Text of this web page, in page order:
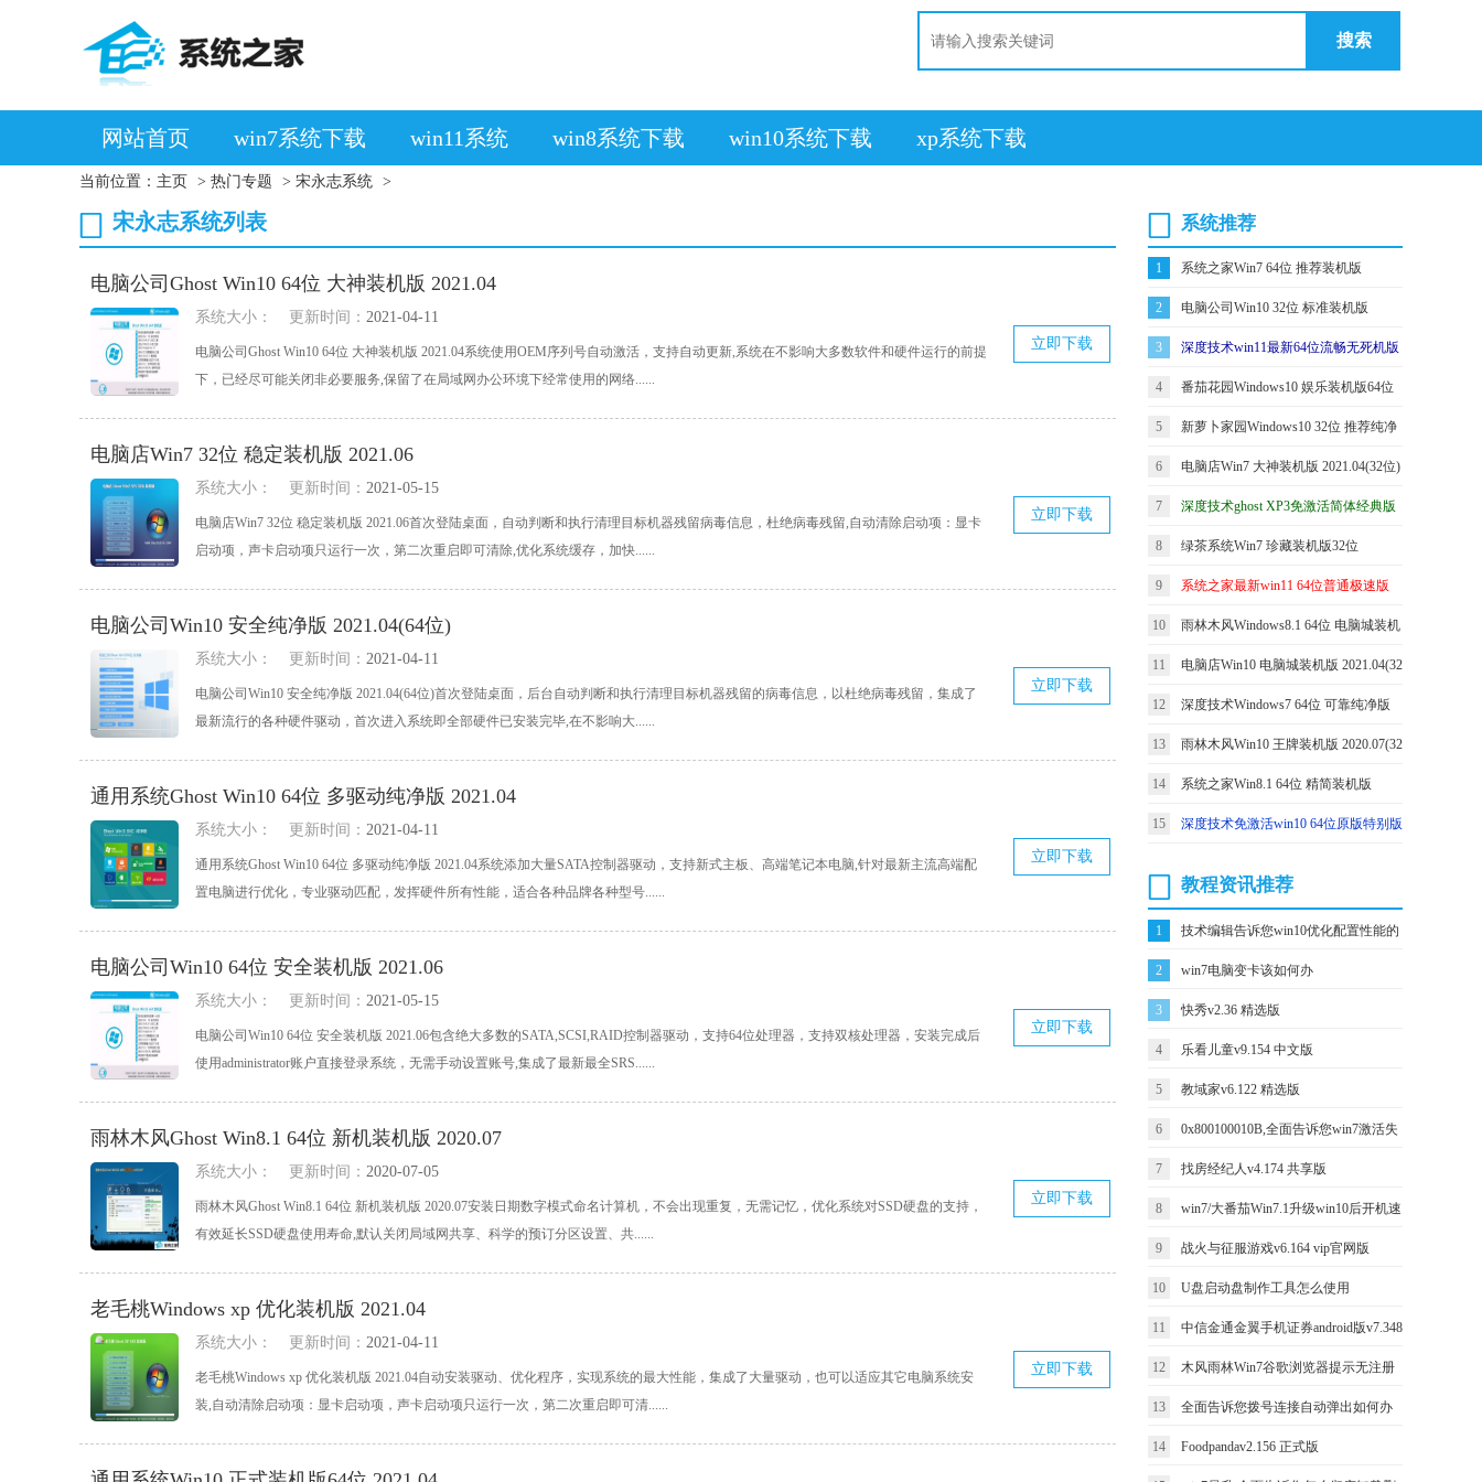
搜索
网站首页 win7系统下载 win11系统 win8系统下载 win10系统下载 xp系统下载
当前位置： 主页 > 热门专题 > 宋永志系统 >
宋永志系统列表
电脑公司Ghost Win10 64位 大神装机版 2021.04
系统大小： 更新时间： 2021-04-11
电脑公司Ghost Win10 64位 大神装机版 2021.04系统使用OEM序列号自动激活，支持自动更新,系统在不影响大多数软件和硬件运行的前提
下，已经尽可能关闭非必要服务,保留了在局域网办公环境下经常使用的网络......
立即下载
电脑店Win7 32位 稳定装机版 2021.06
系统大小： 更新时间： 2021-05-15
电脑店Win7 32位 稳定装机版 2021.06首次登陆桌面，自动判断和执行清理目标机器残留病毒信息，杜绝病毒残留,自动清除启动项：显卡
启动项，声卡启动项只运行一次，第二次重启即可清除,优化系统缓存，加快......
立即下载
电脑公司Win10 安全纯净版 2021.04(64位)
系统大小： 更新时间： 2021-04-11
电脑公司Win10 安全纯净版 2021.04(64位)首次登陆桌面，后台自动判断和执行清理目标机器残留的病毒信息，以杜绝病毒残留，集成了
最新流行的各种硬件驱动，首次进入系统即全部硬件已安装完毕,在不影响大......
立即下载
通用系统Ghost Win10 64位 多驱动纯净版 2021.04
系统大小： 更新时间： 2021-04-11
通用系统Ghost Win10 64位 多驱动纯净版 2021.04系统添加大量SATA控制器驱动，支持新式主板、高端笔记本电脑,针对最新主流高端配
置电脑进行优化，专业驱动匹配，发挥硬件所有性能，适合各种品牌各种型号......
立即下载
电脑公司Win10 64位 安全装机版 2021.06
系统大小： 更新时间： 2021-05-15
电脑公司Win10 64位 安全装机版 2021.06包含绝大多数的SATA,SCSI,RAID控制器驱动，支持64位处理器，支持双核处理器，安装完成后
使用administrator账户直接登录系统，无需手动设置账号,集成了最新最全SRS......
立即下载
雨林木风Ghost Win8.1 64位 新机装机版 2020.07
系统大小： 更新时间： 2020-07-05
雨林木风Ghost Win8.1 64位 新机装机版 2020.07安装日期数字模式命名计算机，不会出现重复，无需记忆，优化系统对SSD硬盘的支持，
有效延长SSD硬盘使用寿命,默认关闭局域网共享、科学的预订分区设置、共......
立即下载
老毛桃Windows xp 优化装机版 2021.04
系统大小： 更新时间： 2021-04-11
老毛桃Windows xp 优化装机版 2021.04自动安装驱动、优化程序，实现系统的最大性能，集成了大量驱动，也可以适应其它电脑系统安
装,自动清除启动项：显卡启动项，声卡启动项只运行一次，第二次重启即可清......
立即下载
系统推荐
1 系统之家Win7 64位 推荐装机版
2021.04
2 电脑公司Win10 32位 标准装机版
2021.06
3 深度技术win11最新64位流畅无死机版
v2021.12
4 番茄花园Windows10 娱乐装机版64位
2021.06
5 新萝卜家园Windows10 32位 推荐纯净
版 2021.04
6 电脑店Win7 大神装机版 2021.04(32位)
7 深度技术ghost XP3免激活简体经典版
v2021.12
8 绿茶系统Win7 珍藏装机版32位
2021.04
9 系统之家最新win11 64位普通极速版
v2026.08
10 雨林木风Windows8.1 64位 电脑城装机
版 2021.06
11 电脑店Win10 电脑城装机版 2021.04(32
位)
12 深度技术Windows7 64位 可靠纯净版
2021.04
13 雨林木风Win10 王牌装机版 2020.07(32
位)
14 系统之家Win8.1 64位 精简装机版
2021.06
15 深度技术免激活win10 64位原版特别版
教程资讯推荐
1 技术编辑告诉您win10优化配置性能的
办法
2 win7电脑变卡该如何办
3 快秀v2.36 精选版
4 乐看儿童v9.154 中文版
5 教域家v6.122 精选版
6 0x800100010B,全面告诉您win7激活失
败提示错误ox800100010b
7 找房经纪人v4.174 共享版
8 win7/大番茄Win7.1升级win10后开机速
度很慢的处理办法
9 战火与征服游戏v6.164 vip官网版
10 U盘启动盘制作工具怎么使用
11 中信金通金翼手机证券android版v7.348
免费去广告版
12 木风雨林Win7谷歌浏览器提示无注册
类别如何办？
13 全面告诉您拨号连接自动弹出如何办
14 Foodpandav2.156 正式版